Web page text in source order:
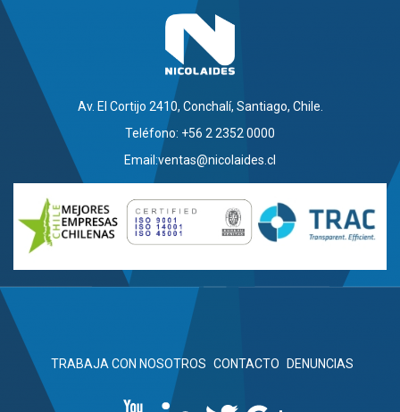
Av. El Cortijo 2410, Conchalí, Santiago, Chile.
Teléfono: +56 2 2352 0000
Email:ventas@nicolaides.cl
TRABAJA CON NOSOTROS CONTACTO DENUNCIAS